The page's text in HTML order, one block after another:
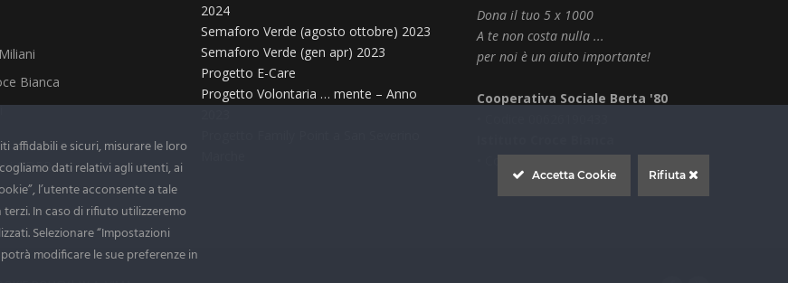
Bianca
GDPR
2024
Semaforo Verde (agosto ottobre) 2023
Semaforo Verde (gen apr) 2023
Progetto E-Care
Progetto Volontaria … mente – Anno
Dona il tuo 5 x 1000
A te non costa nulla ...
per noi è un aiuto importante!
Cooperativa Sociale Berta '80
• Codice 83007930437
affidabili e sicuri, misurare le loro
dati relativi agli utenti, ai
l’utente acconsente a tale
In caso di rifiuto utilizzeremo
Selezionare “Impostazioni
modificare le sue preferenze in
Accetta Cookie Rifiuta